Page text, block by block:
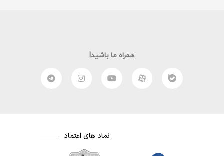
همراه ما باشید!
نماد های اعتماد